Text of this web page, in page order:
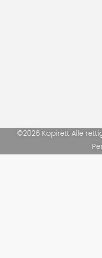
©2026 Kopirett Alle